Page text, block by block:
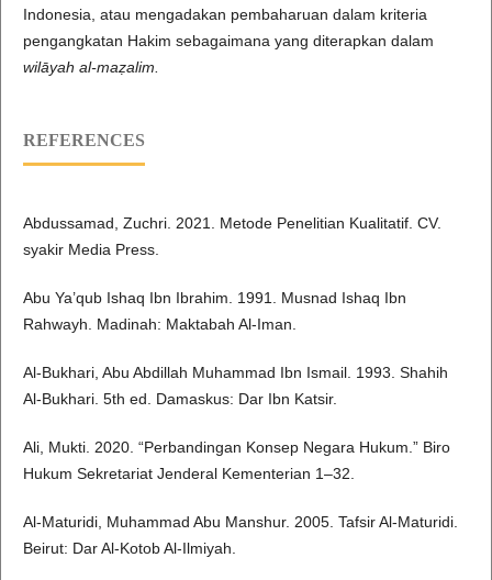
Indonesia, atau mengadakan pembaharuan dalam kriteria
pengangkatan Hakim sebagaimana yang diterapkan dalam
wilāyah al-maẓalim.
REFERENCES
Abdussamad, Zuchri. 2021. Metode Penelitian Kualitatif. CV.
syakir Media Press.
Abu Ya’qub Ishaq Ibn Ibrahim. 1991. Musnad Ishaq Ibn
Rahwayh. Madinah: Maktabah Al-Iman.
Al-Bukhari, Abu Abdillah Muhammad Ibn Ismail. 1993. Shahih
Al-Bukhari. 5th ed. Damaskus: Dar Ibn Katsir.
Ali, Mukti. 2020. “Perbandingan Konsep Negara Hukum.” Biro
Hukum Sekretariat Jenderal Kementerian 1–32.
Al-Maturidi, Muhammad Abu Manshur. 2005. Tafsir Al-Maturidi.
Beirut: Dar Al-Kotob Al-Ilmiyah.